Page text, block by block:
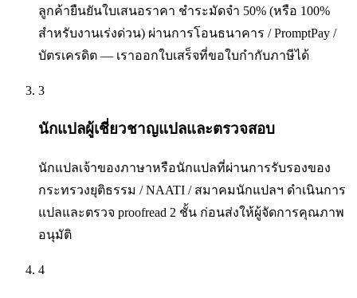
ลูกค้ายืนยันใบเสนอราคา ชำระมัดจำ 50% (หรือ 100%
สำหรับงานเร่งด่วน) ผ่านการโอนธนาคาร / PromptPay /
บัตรเครดิต — เราออกใบเสร็จที่ขอใบกำกับภาษีได้
3
นักแปลผู้เชี่ยวชาญแปลและตรวจสอบ
นักแปลเจ้าของภาษาหรือนักแปลที่ผ่านการรับรองของ
กระทรวงยุติธรรม / NAATI / สมาคมนักแปลฯ ดำเนินการ
แปลและตรวจ proofread 2 ชั้น ก่อนส่งให้ผู้จัดการคุณภาพ
อนุมัติ
4